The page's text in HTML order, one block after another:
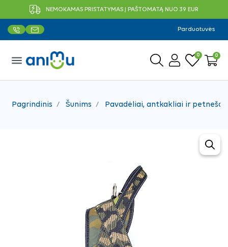
NEMOKAMAS PRISTATYMAS Į PAŠTOMATĄ NUO 39 EUR
Parduotuvės
menu 0 0
Pagrindinis Šunims Pavadėliai, antkakliai ir petnešos